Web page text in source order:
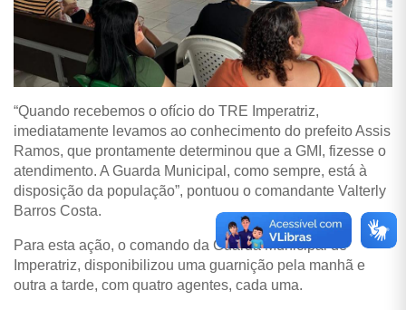
“Quando recebemos o ofício do TRE Imperatriz,
imediatamente levamos ao conhecimento do prefeito Assis
Ramos, que prontamente determinou que a GMI, fizesse o
atendimento. A Guarda Municipal, como sempre, está à
disposição da população”, pontuou o comandante Valterly
Barros Costa.
Para esta ação, o comando da Guarda Municipal de
Imperatriz, disponibilizou uma guarnição pela manhã e
outra a tarde, com quatro agentes, cada uma.